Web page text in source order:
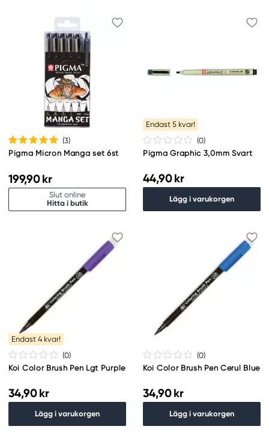
(3)
Pigma Micron Manga set 6st
199,90 kr
Slut online
Hitta i butik
Endast 5 kvar!
(0)
Pigma Graphic 3,0mm Svart
44,90 kr
Lägg i varukorgen
Endast 4 kvar!
(0)
Koi Color Brush Pen Lgt Purple
34,90 kr
Lägg i varukorgen
(0)
Koi Color Brush Pen Cerul Blue
34,90 kr
Lägg i varukorgen